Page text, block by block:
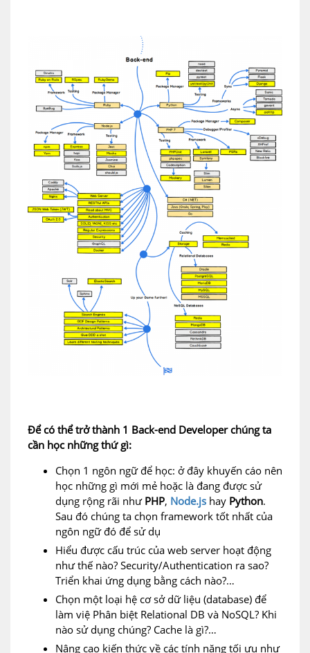
Để có thể trở thành 1 Back-end Developer chúng ta
cần học những thứ gì:
Chọn 1 ngôn ngữ để học: ở đây khuyến cáo nên
học những gì mới mẻ hoặc là đang được sử
dụng rộng rãi như PHP, Node.js hay Python.
Sau đó chúng ta chọn framework tốt nhất của
ngôn ngữ đó để sử dụ
Hiểu được cấu trúc của web server hoạt động
như thế nào? Security/Authentication ra sao?
Triển khai ứng dụng bằng cách nào?…
Chọn một loại hệ cơ sở dữ liệu (database) để
làm việ Phân biệt Relational DB và NoSQL? Khi
nào sử dụng chúng? Cache là gì?…
Nâng cao kiến thức về các tính năng tối ưu như